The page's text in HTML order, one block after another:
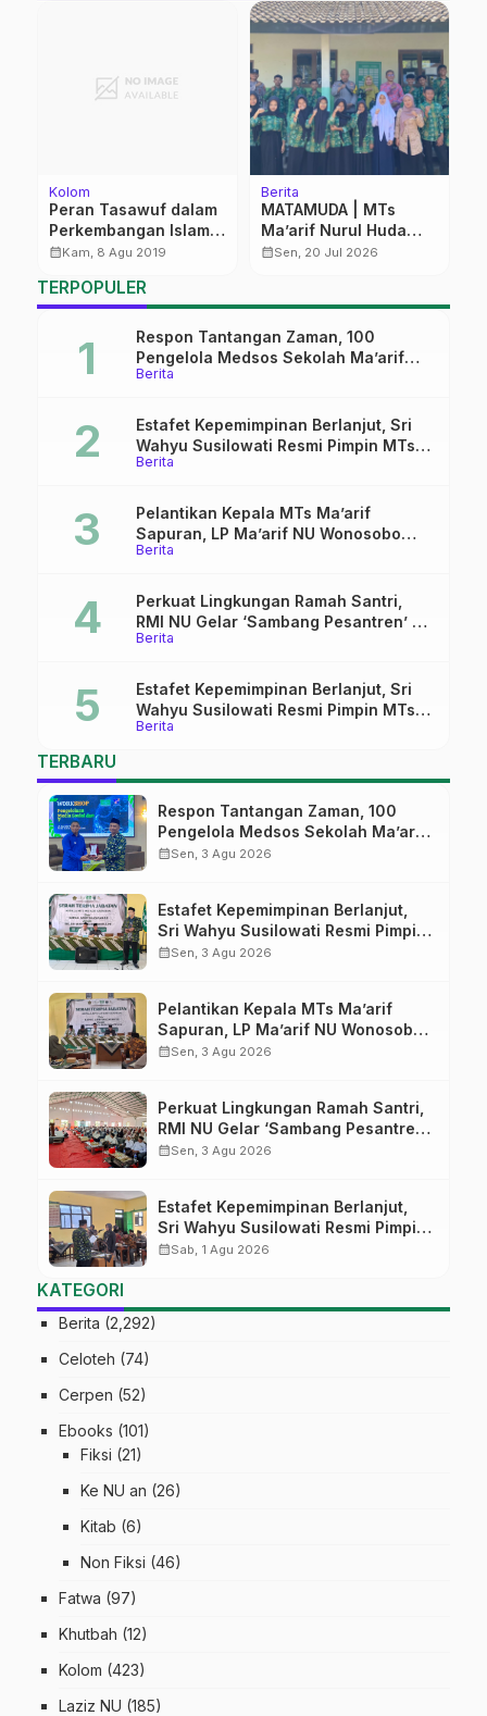
Kolom
Peran Tasawuf dalam
Perkembangan Islam
di Indonesia
calendar_monthKam, 8 Agu 2019
Berita
MATAMUDA | MTs
Ma’arif Nurul Huda
Gandeng Polsek
Remaja dan Bahaya
Judi Online
calendar_monthSen, 20 Jul 2026
TERPOPULER
Berita
Respon Tantangan Zaman, 100
Pengelola Medsos Sekolah Ma’arif
Pekalongan Ikuti Pelatihan Literasi
Berita
Estafet Kepemimpinan Berlanjut, Sri
Wahyu Susilowati Resmi Pimpin MTs
Ma’arif Sapuran
Berita
Pelantikan Kepala MTs Ma’arif
Sapuran, LP Ma’arif NU Wonosobo
Tekankan Lima Amanah
Berita
Perkuat Lingkungan Ramah Santri,
RMI NU Gelar ‘Sambang Pesantren’ di
Pati
Berita
Estafet Kepemimpinan Berlanjut, Sri
Wahyu Susilowati Resmi Pimpin MTs
Ma’arif Sapuran
TERBARU
Respon Tantangan Zaman, 100
Pengelola Medsos Sekolah Ma’arif
Pekalongan Ikuti Pelatihan Literasi
calendar_monthSen, 3 Agu 2026
Estafet Kepemimpinan Berlanjut,
Sri Wahyu Susilowati Resmi Pimpin
MTs Ma’arif Sapuran
calendar_monthSen, 3 Agu 2026
Pelantikan Kepala MTs Ma’arif
Sapuran, LP Ma’arif NU Wonosobo
Tekankan Lima Amanah
calendar_monthSen, 3 Agu 2026
Perkuat Lingkungan Ramah Santri,
RMI NU Gelar ‘Sambang Pesantren’
di Pati
calendar_monthSen, 3 Agu 2026
Estafet Kepemimpinan Berlanjut,
Sri Wahyu Susilowati Resmi Pimpin
MTs Ma’arif Sapuran
calendar_monthSab, 1 Agu 2026
KATEGORI
Berita (2,292)
Celoteh (74)
Cerpen (52)
Ebooks (101)
Fiksi (21)
Ke NU an (26)
Kitab (6)
Non Fiksi (46)
Fatwa (97)
Khutbah (12)
Kolom (423)
Laziz NU (185)